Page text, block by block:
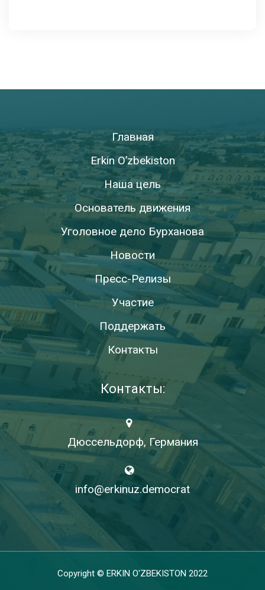
Главная
Erkin O’zbekiston
Наша цель
Основатель движения
Уголовное дело Бурханова
Новости
Пресс-Релизы
Участие
Поддержать
Контакты
Контакты:
Дюссельдорф, Германия
info@erkinuz.democrat
Copyright © ERKIN O'ZBEKISTON 2022